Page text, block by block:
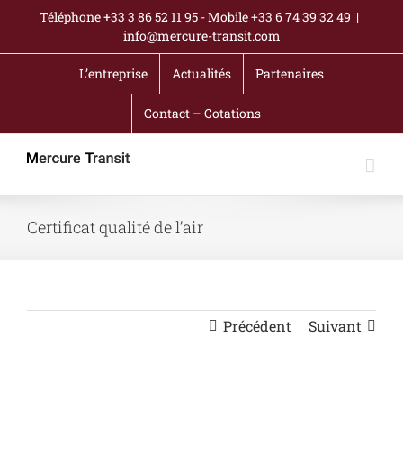
Passer
contenu
Téléphone +33 3 86 52 11 95 - Mobile +33 6 74 39 32 49 |
info@mercure-transit.com
L’entreprise Actualités Partenaires
Contact – Cotations
Certificat qualité de l’air
Précédent Suivant